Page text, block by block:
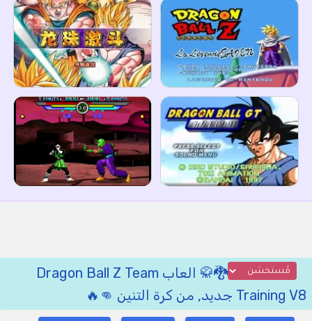
🐉🥋 العاب Dragon Ball Z Team
Training V8 جديد, من كرة التنين 👊🔥